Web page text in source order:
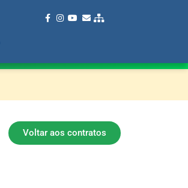
Voltar aos contratos